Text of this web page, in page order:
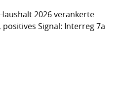
2026 verankerte
Signal: Interreg 7a